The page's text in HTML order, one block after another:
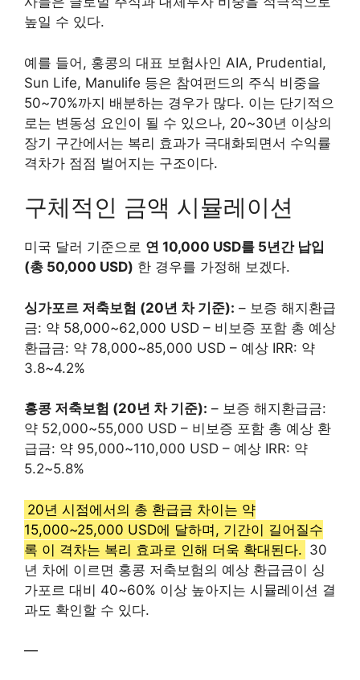
높일 수 있다.
예를 들어, 홍콩의 대표 보험사인 AIA, Prudential,
Sun Life, Manulife 등은 참여펀드의 주식 비중을
50~70%까지 배분하는 경우가 많다. 이는 단기적으
로는 변동성 요인이 될 수 있으나, 20~30년 이상의
장기 구간에서는 복리 효과가 극대화되면서 수익률
격차가 점점 벌어지는 구조이다.
구체적인 금액 시뮬레이션
미국 달러 기준으로 연 10,000 USD를 5년간 납입
(총 50,000 USD) 한 경우를 가정해 보겠다.
싱가포르 저축보험 (20년 차 기준): – 보증 해지환급
금: 약 58,000~62,000 USD – 비보증 포함 총 예상
환급금: 약 78,000~85,000 USD – 예상 IRR: 약
3.8~4.2%
홍콩 저축보험 (20년 차 기준): – 보증 해지환급금:
약 52,000~55,000 USD – 비보증 포함 총 예상 환
급금: 약 95,000~110,000 USD – 예상 IRR: 약
5.2~5.8%
20년 시점에서의 총 환급금 차이는 약
15,000~25,000 USD에 달하며, 기간이 길어질수
록 이 격차는 복리 효과로 인해 더욱 확대된다. 30
년 차에 이르면 홍콩 저축보험의 예상 환급금이 싱
가포르 대비 40~60% 이상 높아지는 시뮬레이션 결
과도 확인할 수 있다.
—